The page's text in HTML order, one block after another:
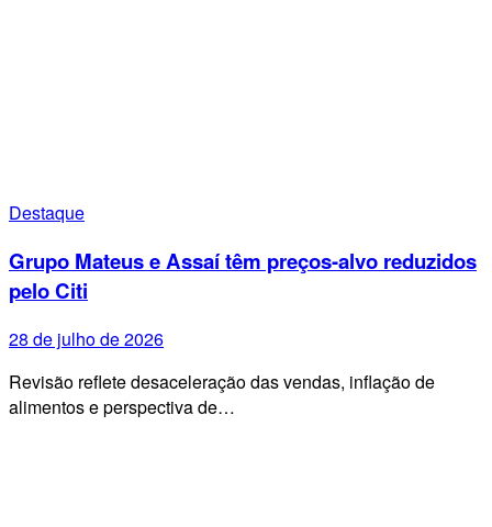
Destaque
Grupo Mateus e Assaí têm preços-alvo reduzidos
pelo Citi
28 de julho de 2026
Revisão reflete desaceleração das vendas, inflação de
alimentos e perspectiva de…